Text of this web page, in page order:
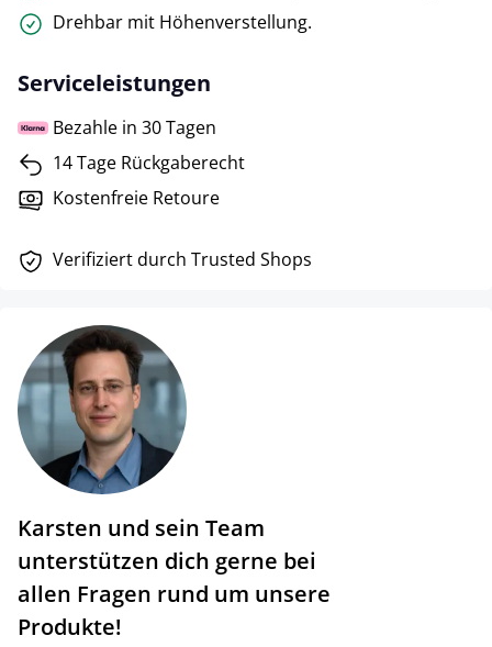
Drehbar mit Höhenverstellung.
Serviceleistungen
Bezahle in 30 Tagen
14 Tage Rückgaberecht
Kostenfreie Retoure
Verifiziert durch Trusted Shops
Karsten und sein Team
unterstützen dich gerne bei
allen Fragen rund um unsere
Produkte!